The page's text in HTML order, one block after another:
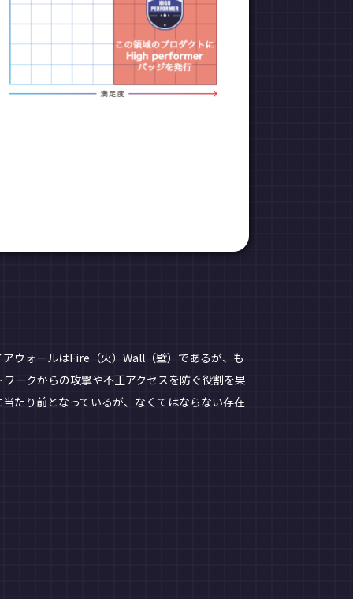
ウォールはFire（火）Wall（壁）であるが、も
ークからの攻撃や不正アクセスを防ぐ役割を果
たり前となっているが、なくてはならない存在